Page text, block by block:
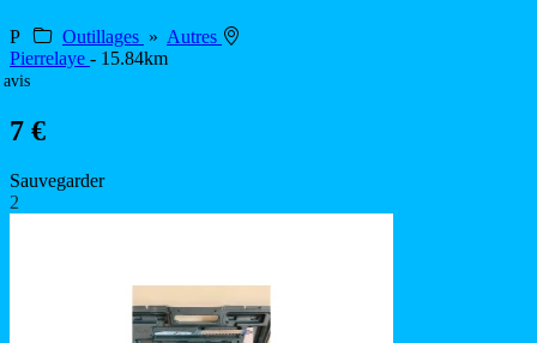
P Outillages » Autres
Pierrelaye - 15.84km
avis
7 €
Sauvegarder
2